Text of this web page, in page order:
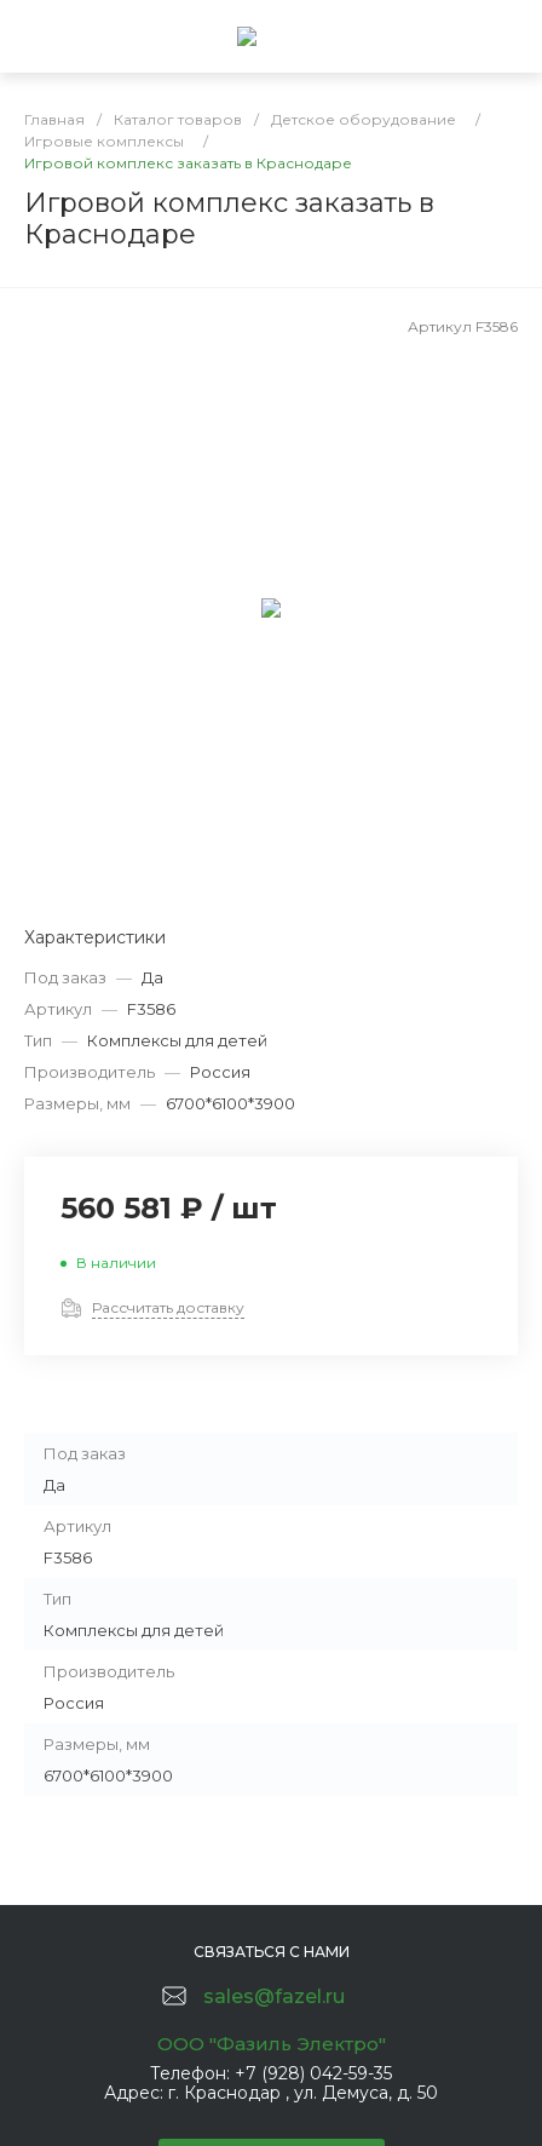
Главная / Каталог товаров / Детское оборудование
/
Игровые комплексы
/
Игровой комплекс заказать в Краснодаре
Игровой комплекс заказать в
Краснодаре
Артикул F3586
Характеристики
Под заказ — Да
Артикул — F3586
Тип — Комплексы для детей
Производитель — Россия
Размеры, мм — 6700*6100*3900
560 581 ₽ / шт
В наличии
Рассчитать доставку
Под заказ
Да
Артикул
F3586
Тип
Комплексы для детей
Производитель
Россия
Размеры, мм
6700*6100*3900
СВЯЗАТЬСЯ С НАМИ
sales@fazel.ru
ООО "Фазиль Электро"
Телефон: +7 (928) 042-59-35
Адрес: г. Краснодар , ул. Демуса, д. 50